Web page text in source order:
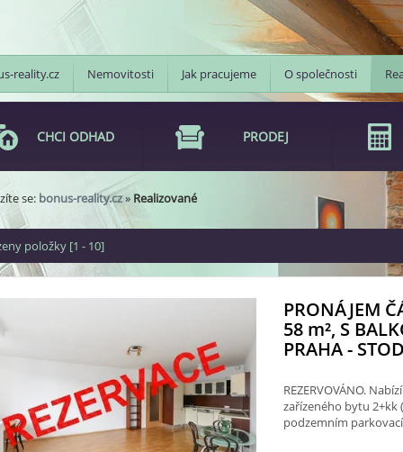
reality.cz Nemovitosti Jak pracujeme O společnosti
CHCI ODHAD PRODEJ
se: bonus-reality.cz» Realizované
položky [1 - 10]
PRONÁJEM
58 m², S
PRAHA -
REZERVOVÁNO.
zařízeného bytu 2+kk
podzemním